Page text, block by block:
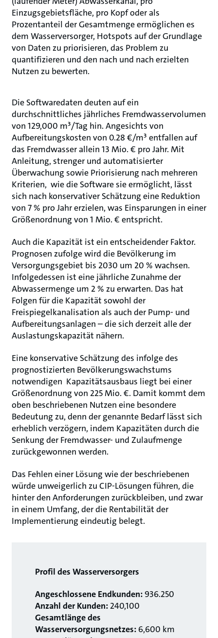
Einzugsgebietsfläche, pro Kopf oder als
Prozentanteil der Gesamtmenge ermöglichen es
dem Wasserversorger, Hotspots auf der Grundlage
von Daten zu priorisieren, das Problem zu
quantifizieren und den nach und nach erzielten
Nutzen zu bewerten.
Die Softwaredaten deuten auf ein
durchschnittliches jährliches Fremdwasservolumen
von 129,000 m³/Tag hin. Angesichts von
Aufbereitungskosten von 0.28 €/m³ entfallen auf
das Fremdwasser allein 13 Mio. € pro Jahr. Mit
Anleitung, strenger und automatisierter
Überwachung sowie Priorisierung nach mehreren
Kriterien, wie die Software sie ermöglicht, lässt
sich nach konservativer Schätzung eine Reduktion
von 7 % pro Jahr erzielen, was Einsparungen in einer
Größenordnung von 1 Mio. € entspricht.
Auch die Kapazität ist ein entscheidender Faktor.
Prognosen zufolge wird die Bevölkerung im
Versorgungsgebiet bis 2030 um 20 % wachsen.
Infolgedessen ist eine jährliche Zunahme der
Abwassermenge um 2 % zu erwarten. Das hat
Folgen für die Kapazität sowohl der
Freispiegelkanalisation als auch der Pump- und
Aufbereitungsanlagen – die sich derzeit alle der
Auslastungskapazität nähern.
Eine konservative Schätzung des infolge des
prognostizierten Bevölkerungswachstums
notwendigen Kapazitätsausbaus liegt bei einer
Größenordnung von 225 Mio. €. Damit kommt dem
oben beschriebenen Nutzen eine besondere
Bedeutung zu, denn der genannte Bedarf lässt sich
erheblich verzögern, indem Kapazitäten durch die
Senkung der Fremdwasser- und Zulaufmenge
zurückgewonnen werden.
Das Fehlen einer Lösung wie der beschriebenen
würde unweigerlich zu CIP-Lösungen führen, die
hinter den Anforderungen zurückbleiben, und zwar
in einem Umfang, der die Rentabilität der
Implementierung eindeutig belegt.
Profil des Wasserversorgers
Angeschlossene Endkunden: 936.250
Anzahl der Kunden: 240,100
Gesamtlänge des
Wasserversorgungsnetzes: 6,600 km